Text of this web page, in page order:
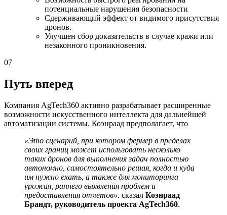
потенциальные нарушения безопасности
Сдерживающий эффект от видимого присутствия
дронов.
Улучшен сбор доказательств в случае кражи или
незаконного проникновения.
07
Путь вперед
Компания AgTech360 активно разрабатывает расширенные
возможности искусственного интеллекта для дальнейшей
автоматизации системы. Коэнраад предполагает, что
«Это сценарий, при котором фермер в пределах
своих границ может использовать несколько
таких дронов для выполнения задач полностью
автономно, самостоятельно решая, когда и куда
им нужно ехать, а также для мониторинга
урожая, раннего выявления проблем и
предоставления отчетов». сказал Коэнраад
Брандт, руководитель проекта AgTech360.